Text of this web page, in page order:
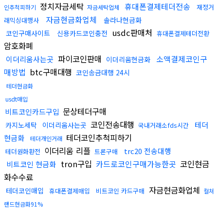
인추척피하기 정치자금세탁 자금세탁업체 휴대폰결제테더전송
재정거
래믹싱대행사
자금현금화업체
솔라나현금화
코인구매사이트
신용카드코인충전 usdc판매처 휴대폰결제테더전환
암호화폐
이더리움사는곳 파이코인판매 이더리움현금화
소액결제코인구
매방법 btc구매대행 코인송금대행 24시
테더현금화
usdt매입
비트코인카드구입 문상테더구매
카지노세탁 이더리움사는곳 코인전송대행 국내거래소fds시간
테더
현금화
테더개인거래 테더코인추척피하기
테더원화환전 이더리움 리플 트론구매
trc20 전송대행
비트코인 현금화 tron구입 카드로코인구매가능한곳 코인현금
화수수료
테더코인매입 휴대폰결제매입 비트코인 카드구매 자금현금화업체 컬쳐
랜드현금화91%